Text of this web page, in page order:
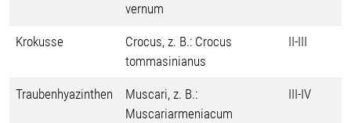
vernum
Krokusse
Crocus, z. B.: Crocus
tommasinianus
II-III
Traubenhyazinthen
Muscari, z. B.:
Muscariarmeniacum
III-IV